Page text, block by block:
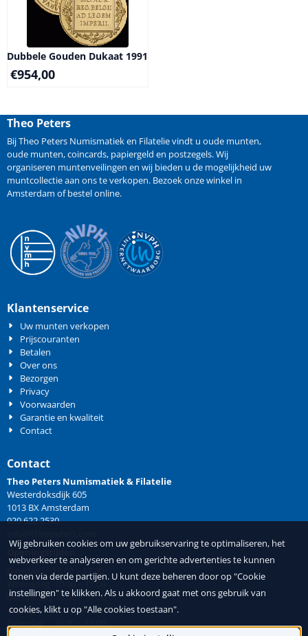
Dubbele Gouden Dukaat 1991
€954,00
Theo Peters
Bij Theo Peters Numismatiek en Filatelie vindt u oude munten,
oude munten,coincards, papiergeld en postzegels. Wij
organiseren muntenveilingen en wij bieden u de mogelijkheid uw
muntcollectie aan ons te verkopen. Bezoek onze winkel in
Amsterdam of bestel online.
Klantenservice
Uw munten verkopen
Prijscouranten
Betalen
Over ons
Bezorgen
Privacy
Voorwaarden
Garantie en kwaliteit
Contact
Contact
Theo Peters Numismatiek & Filatelie
Westerdoksdijk 605
1013 BX Amsterdam
020 622 2530
Openingstijden
Dinsdag 10.00 – 17.00
Woensdag 10.00 – 17.00
Donderdag 10.00 – 17.00
Vrijdag 10.00 – 17.00
Zaterdag 10.00 – 17.00
Wij gebruiken cookies om uw gebruikservaring te optimaliseren, het
webverkeer te analyseren en om gerichte advertenties te kunnen
tonen via derde partijen. U kunt deze beheren door op "Cookie
instellingen" te klikken. Als u akkoord gaat met ons gebruik van
cookies, klikt u op "Alle cookies toestaan".